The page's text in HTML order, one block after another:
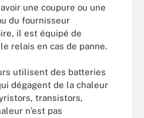
une coupure ou une
du fournisseur
il est équipé de
relais en cas de panne.
utilisent des batteries
dégagent de la chaleur
transistors,
n’est pas